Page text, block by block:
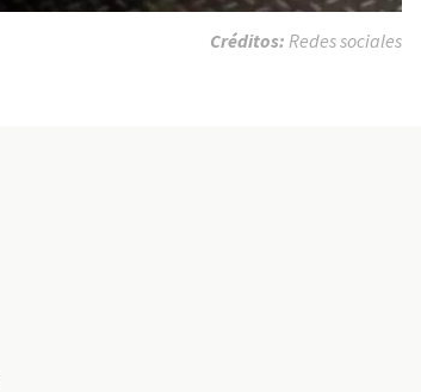
Créditos: Redes sociales